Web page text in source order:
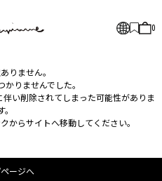
0
りません。
りませんでした。
い削除されてしまった可能性がありま
。
からサイトへ移動してください。
ージへ